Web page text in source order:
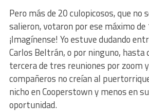
Pero más de 20 culopicosos, que no
salieron, votaron por ese máximo de
¡Imagínense! Yo estuve dudando
Carlos Beltrán, o por ninguno, hasta
tercera de tres reuniones por zoom
compañeros no creían al
nicho en Cooperstown y menos en
oportunidad.